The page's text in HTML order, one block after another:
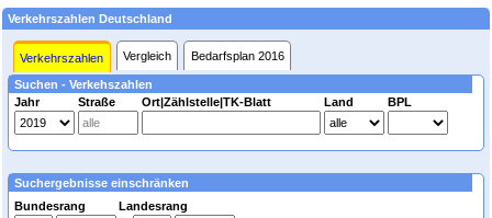
Verkehrszahlen Deutschland
Verkehrszahlen Vergleich Bedarfsplan 2016
Suchen - Verkehszahlen
Jahr
Straße Ort|Zählstelle|TK-Blatt Land BPL
Suchergebnisse einschränken
Bundesrang Landesrang